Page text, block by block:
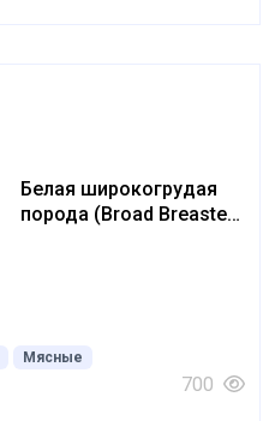
Белая широкогрудая
порода (Broad Breasted
Мясные
700